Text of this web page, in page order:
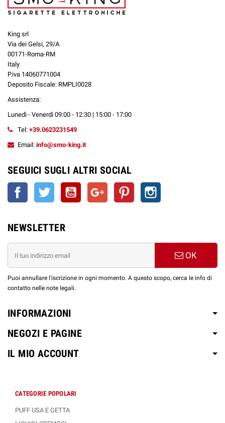
King srl
Via dei Gelsi, 29/A
00171-Roma-RM
Italy
P.iva 14060771004
Deposito Fiscale: RMPLI0028
Assistenza:
Lunedì - Venerdì 09:00 - 12:30 | 15:00 - 17:00
Tel: +39.0623231549
Email: info@smo-king.it
SEGUICI SUGLI ALTRI SOCIAL
Facebook Twitter YouTube Google+ Pinterest
NEWSLETTER
OK
Puoi annullare l'iscrizione in ogni momento. A questo scopo, cerca le info di
contatto nelle note legali.
INFORMAZIONI
NEGOZI E PAGINE
IL MIO ACCOUNT
CATEGORIE POPOLARI
PUFF USA E GETTA